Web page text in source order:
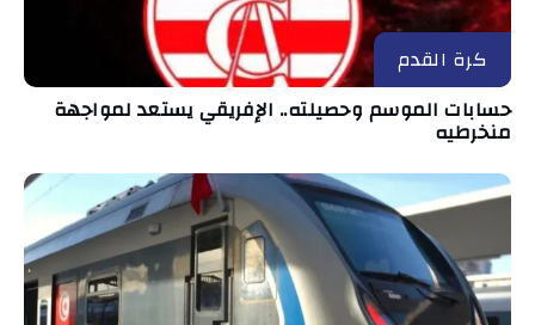
كرة القدم
حسابات الموسم وحصيلته.. الإفريقي يستعد لمواجهة
منخرطيه